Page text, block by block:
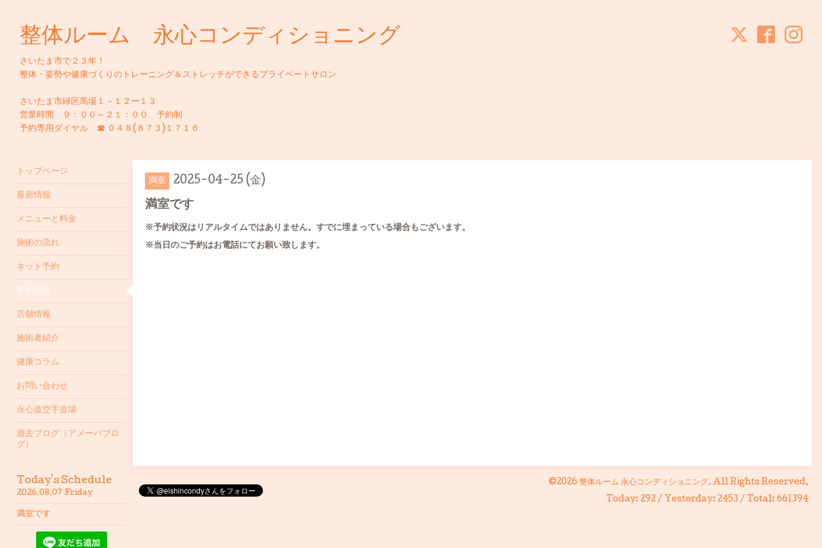
整体ルーム 永心コンディショニング
さいたま市で２３年！
整体・姿勢や健康づくりのトレーニング＆ストレッチができるプライベートサロン
さいたま市緑区馬場１－１２ー１３
営業時間 ９：００～２１：００ 予約制
予約専用ダイヤル ☎ ０４８(８７３)１７１６
満室 2025-04-25 (金)
満室です
※予約状況はリアルタイムではありません。すでに埋まっている場合もございます。
※当日のご予約はお電話にてお願い致します。
©2026 整体ルーム 永心コンディショニング. All Rights Reserved.
Today: 292 / Yesterday: 2453 / Total: 661394
トップページ
最新情報
メニューと料金
施術の流れ
ネット予約
予約状況
店舗情報
施術者紹介
健康コラム
お問い合わせ
永心道空手道場
過去ブログ（アメーバブロ
グ）
Today's Schedule
2026.08.07 Friday
満室です